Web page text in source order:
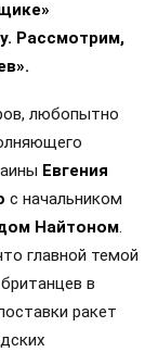
Рассмотрим,
любопытно
Евгения
с начальником
Найтоном.
главной темой
в
ракет